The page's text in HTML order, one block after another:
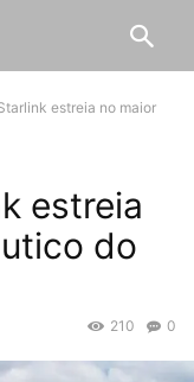
estreia no maior
estreia
do
0
210